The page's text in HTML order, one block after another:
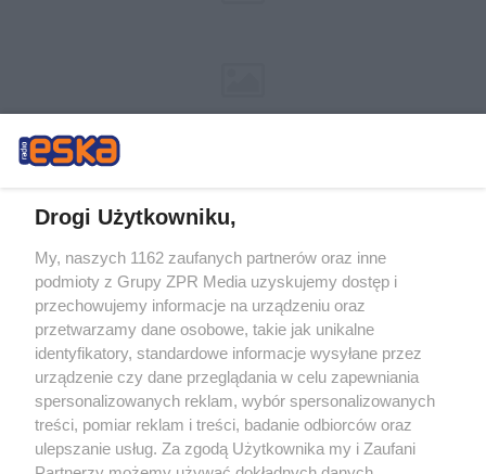
Żaden utwór zamieszczony w serwisie nie może być powielany i
rozpowszechniany lub dalej rozpowszechniany w jakikolwiek sposób (w
tym także elektroniczny lub mechaniczny) na jakimkolwiek polu
eksploatacji w jakiejkolwiek formie, włącznie z umieszczaniem w Internecie
bez pisemnej zgody właściciela praw. Jakiekolwiek użycie lub
wykorzystanie utworów w całości lub w części z naruszeniem prawa, tzn.
bez właściwej zgody, jest zabronione pod groźbą kary i może być ścigane
prawnie.
Drogi Użytkowniku,
My, naszych 1162 zaufanych partnerów oraz inne
podmioty z Grupy ZPR Media uzyskujemy dostęp i
przechowujemy informacje na urządzeniu oraz
przetwarzamy dane osobowe, takie jak unikalne
identyfikatory, standardowe informacje wysyłane przez
urządzenie czy dane przeglądania w celu zapewniania
spersonalizowanych reklam, wybór spersonalizowanych
treści, pomiar reklam i treści, badanie odbiorców oraz
ulepszanie usług. Za zgodą Użytkownika my i Zaufani